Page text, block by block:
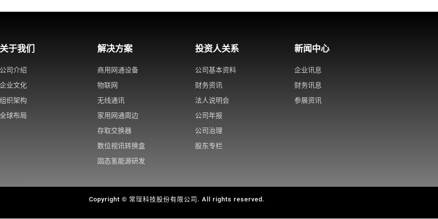
关于我们
公司介绍
企业文化
组织架构
全球布局
解决方案
商用网通设备
物联网
无线通讯
家用网通周边
存取交换器
数位视讯转换盒
固态氢能源研发
投资人关系
公司基本资料
财务资讯
法人说明会
公司年报
公司治理
股东专栏
新闻中心
企业讯息
财务讯息
参展资讯
Copyright © 常珵科技股份有限公司. All rights reserved.